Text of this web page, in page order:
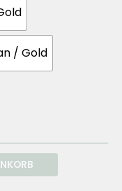
/ Gold